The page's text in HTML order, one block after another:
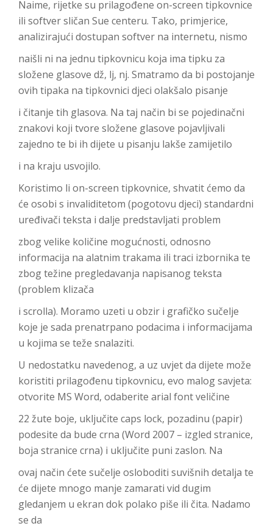
Naime, rijetke su prilagođene on-screen tipkovnice
ili softver sličan Sue centeru. Tako, primjerice,
analizirajući dostupan softver na internetu, nismo
naišli ni na jednu tipkovnicu koja ima tipku za
složene glasove dž, lj, nj. Smatramo da bi postojanje
ovih tipaka na tipkovnici djeci olakšalo pisanje
i čitanje tih glasova. Na taj način bi se pojedinačni
znakovi koji tvore složene glasove pojavljivali
zajedno te bi ih dijete u pisanju lakše zamijetilo
i na kraju usvojilo.
Koristimo li on-screen tipkovnice, shvatit ćemo da
će osobi s invaliditetom (pogotovu djeci) standardni
uređivači teksta i dalje predstavljati problem
zbog velike količine mogućnosti, odnosno
informacija na alatnim trakama ili traci izbornika te
zbog težine pregledavanja napisanog teksta
(problem klizača
i scrolla). Moramo uzeti u obzir i grafičko sučelje
koje je sada prenatrpano podacima i informacijama
u kojima se teže snalaziti.
U nedostatku navedenog, a uz uvjet da dijete može
koristiti prilagođenu tipkovnicu, evo malog savjeta:
otvorite MS Word, odaberite arial font veličine
22 žute boje, uključite caps lock, pozadinu (papir)
podesite da bude crna (Word 2007 – izgled stranice,
boja stranice crna) i uključite puni zaslon. Na
ovaj način ćete sučelje osloboditi suvišnih detalja te
će dijete mnogo manje zamarati vid dugim
gledanjem u ekran dok polako piše ili čita. Nadamo
se da